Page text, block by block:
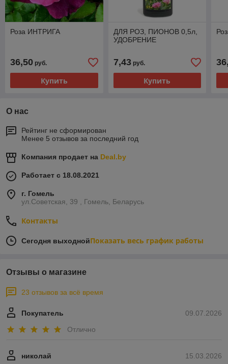
Роза ИНТРИГА
36,50 руб.
Купить
ДЛЯ РОЗ, ПИОНОВ 0,5л,
УДОБРЕНИЕ
7,43руб.
Купить
О нас
Рейтинг не сформирован
Менее 5 отзывов за последний год
Компания продает на Deal.by
Работает с 18.08.2021
г. Гомель
ул.Советская, 39 , Гомель, Беларусь
Контакты
Сегодня выходнойПоказать весь график работы
Отзывы о магазине
23 отзывов за всё время
09.07.2026
Покупатель
Отлично
15.03.2026
николай